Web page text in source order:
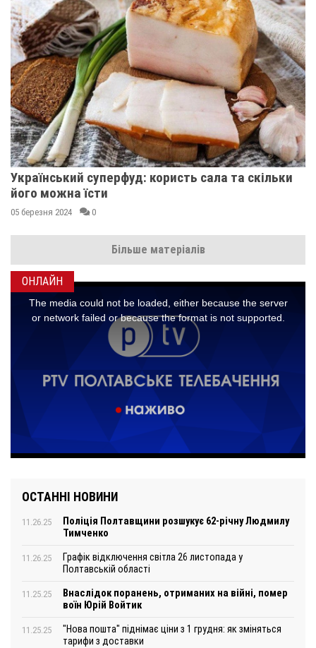
ОНЛАЙН
ОСТАННІ НОВИНИ
11.26.25
Поліція Полтавщини розшукує 62-річну Людмилу
Тимченко
11.26.25
Графік відключення світла 26 листопада у
Полтавській області
11.25.25
Внаслідок поранень, отриманих на війні, помер
воїн Юрій Войтик
11.25.25
"Нова пошта" піднімає ціни з 1 грудня: як зміняться
тарифи з доставки
Український суперфуд: користь сала та скільки
його можна їсти
05 березня 2024 0
Більше матеріалів